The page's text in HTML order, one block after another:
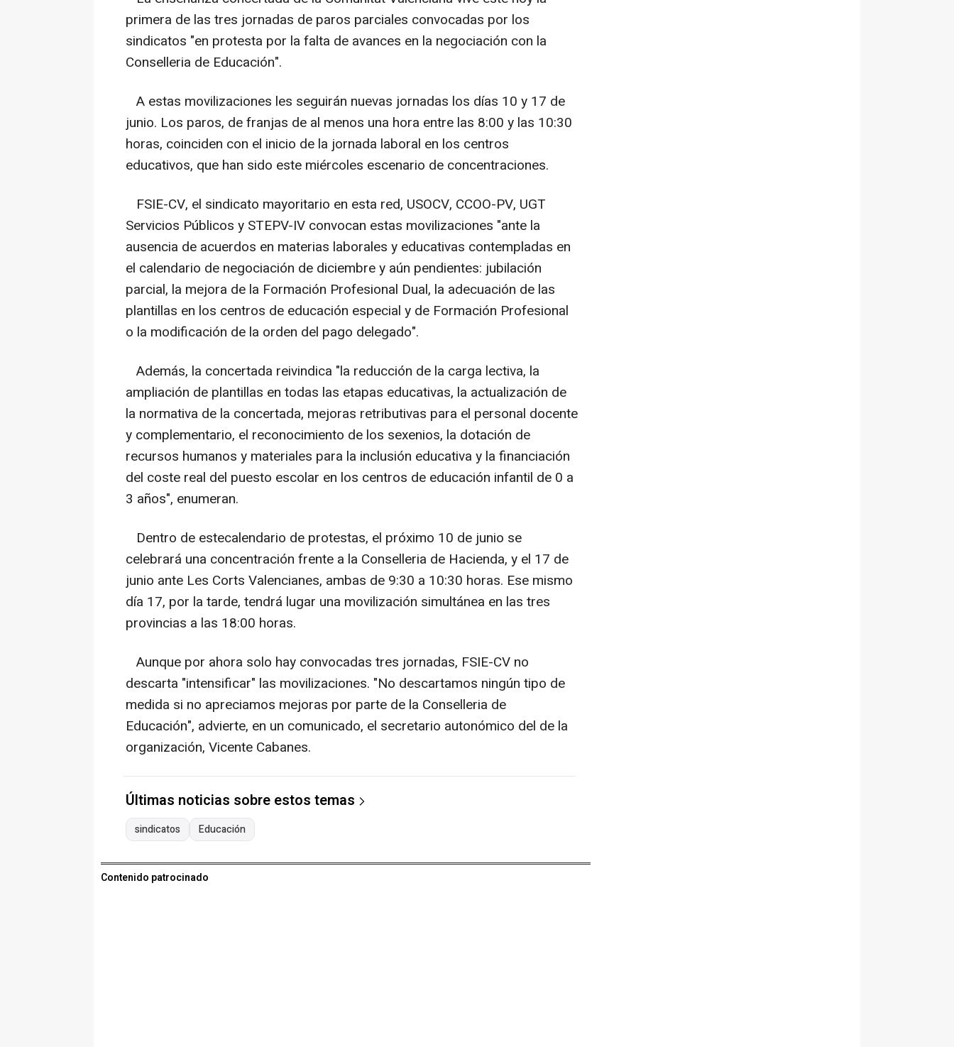
primera de las tres jornadas de paros parciales convocadas por los
sindicatos "en protesta por la falta de avances en la negociación con la
Conselleria de Educación".
A estas movilizaciones les seguirán nuevas jornadas los días 10 y 17 de
junio. Los paros, de franjas de al menos una hora entre las 8:00 y las 10:30
horas, coinciden con el inicio de la jornada laboral en los centros
educativos, que han sido este miércoles escenario de concentraciones.
FSIE-CV, el sindicato mayoritario en esta red, USOCV, CCOO-PV, UGT
Servicios Públicos y STEPV-IV convocan estas movilizaciones "ante la
ausencia de acuerdos en materias laborales y educativas contempladas en
el calendario de negociación de diciembre y aún pendientes: jubilación
parcial, la mejora de la Formación Profesional Dual, la adecuación de las
plantillas en los centros de educación especial y de Formación Profesional
o la modificación de la orden del pago delegado".
Además, la concertada reivindica "la reducción de la carga lectiva, la
ampliación de plantillas en todas las etapas educativas, la actualización de
la normativa de la concertada, mejoras retributivas para el personal docente
y complementario, el reconocimiento de los sexenios, la dotación de
recursos humanos y materiales para la inclusión educativa y la financiación
del coste real del puesto escolar en los centros de educación infantil de 0 a
3 años", enumeran.
Dentro de estecalendario de protestas, el próximo 10 de junio se
celebrará una concentración frente a la Conselleria de Hacienda, y el 17 de
junio ante Les Corts Valencianes, ambas de 9:30 a 10:30 horas. Ese mismo
día 17, por la tarde, tendrá lugar una movilización simultánea en las tres
provincias a las 18:00 horas.
Aunque por ahora solo hay convocadas tres jornadas, FSIE-CV no
descarta "intensificar" las movilizaciones. "No descartamos ningún tipo de
medida si no apreciamos mejoras por parte de la Conselleria de
Educación", advierte, en un comunicado, el secretario autonómico del de la
organización, Vicente Cabanes.
Últimas noticias sobre estos temas
sindicatos Educación
Contenido patrocinado